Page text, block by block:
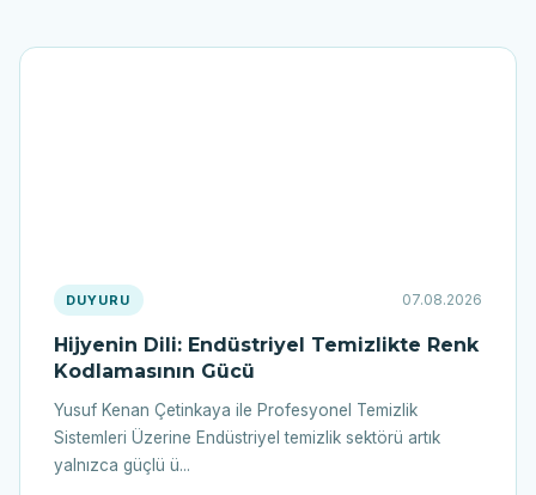
DUYURU 07.08.2026
Hijyenin Dili: Endüstriyel Temizlikte Renk
Kodlamasının Gücü
Yusuf Kenan Çetinkaya ile Profesyonel Temizlik
Sistemleri Üzerine Endüstriyel temizlik sektörü artık
yalnızca güçlü ü...